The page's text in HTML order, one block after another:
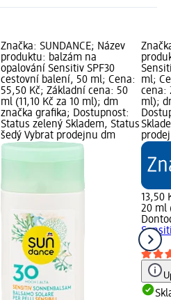
Značka: SUNDANCE; Název
produktu: balzám na
opalování Sensitiv SPF30
cestovní balení, 50 ml; Cena:
55,50 Kč; Základní cena: 50
ml (11,10 Kč za 10 ml); dm
značka grafika; Dostupnost:
Status zelený Skladem, Status
šedý Vybrat prodejnu dm
ml;
cena:
ml);
13,50
20 ml
ml